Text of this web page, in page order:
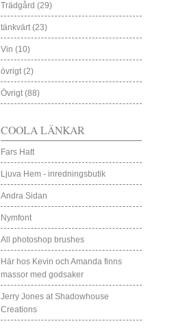
Trädgård (29)
tänkvärt (23)
Vin (10)
övrigt (2)
Övrigt (88)
COOLA LÄNKAR
Fars Hatt
Ljuva Hem - inredningsbutik
Andra Sidan
Nymfont
All photoshop brushes
Här hos Kevin och Amanda finns
massor med godsaker
Jerry Jones at Shadowhouse
Creations